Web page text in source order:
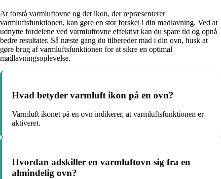
At forstå varmluftovne og det ikon, der repræsenterer
varmluftsfunktionen, kan gøre en stor forskel i din madlavning. Ved at
udnytte fordelene ved varmluftovne effektivt kan du spare tid og opnå
bedre resultater. Så næste gang du tilbereder mad i din ovn, husk at
gøre brug af varmluftsfunktionen for at sikre en optimal
madlavningsoplevelse.
Hvad betyder varmluft ikon på en ovn?
Varmluft ikonet på en ovn indikerer, at varmluftsfunktionen er
aktiveret.
Hvordan adskiller en varmluftovn sig fra en
almindelig ovn?